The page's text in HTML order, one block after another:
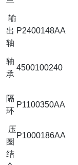
输
出
轴
P2400148AA
轴
承
4500100240
隔
环
P1100350AA
压
圈
P1000186AA
结